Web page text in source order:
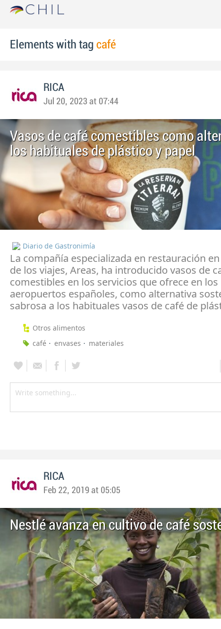
Elements with tag café
RICA
Jul 20, 2023 at 07:44
Vasos de café comestibles como
los habituales de plástico y papel
Diario de Gastronimía
La compañía especializada en restauración
de los viajes, Areas, ha introducido vasos de
comestibles en los servicios que ofrece en los
aeropuertos españoles, como alternativa
sabrosa a los habituales vasos de café de
Otros alimentos
café
envases materiales
RICA
Feb 22, 2019 at 05:05
Nestlé avanza en cultivo de café